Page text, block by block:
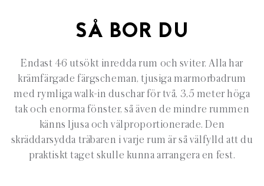
SÅ BOR DU
Endast 46 utsökt inredda rum och sviter.Alla har
krämfärgade färgscheman, tjusiga marmorbadrum
med rymliga walk-in duschar för två, 3,5 meter höga
tak och enorma fönster, så även de mindre rummen
känns ljusa och välproportionerade. Den
skräddarsydda träbaren i varje rum är så välfylld att du
praktiskt taget skulle kunna arrangera en fest.